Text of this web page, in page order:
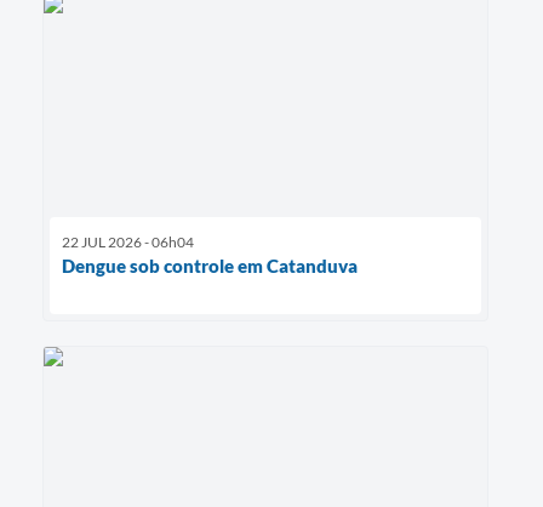
22 JUL 2026 - 06h04
Dengue sob controle em Catanduva